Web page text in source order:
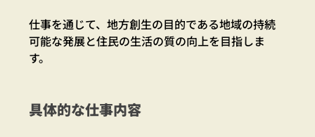
仕事を通じて、地方創生の目的である地域の持続
可能な発展と住民の生活の質の向上を目指しま
す。
具体的な仕事内容